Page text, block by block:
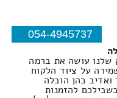
054-4945737
שלנו עושה את ברמה
על ציוד הלקוח
ואדיב כהן הובלה
להזמנות